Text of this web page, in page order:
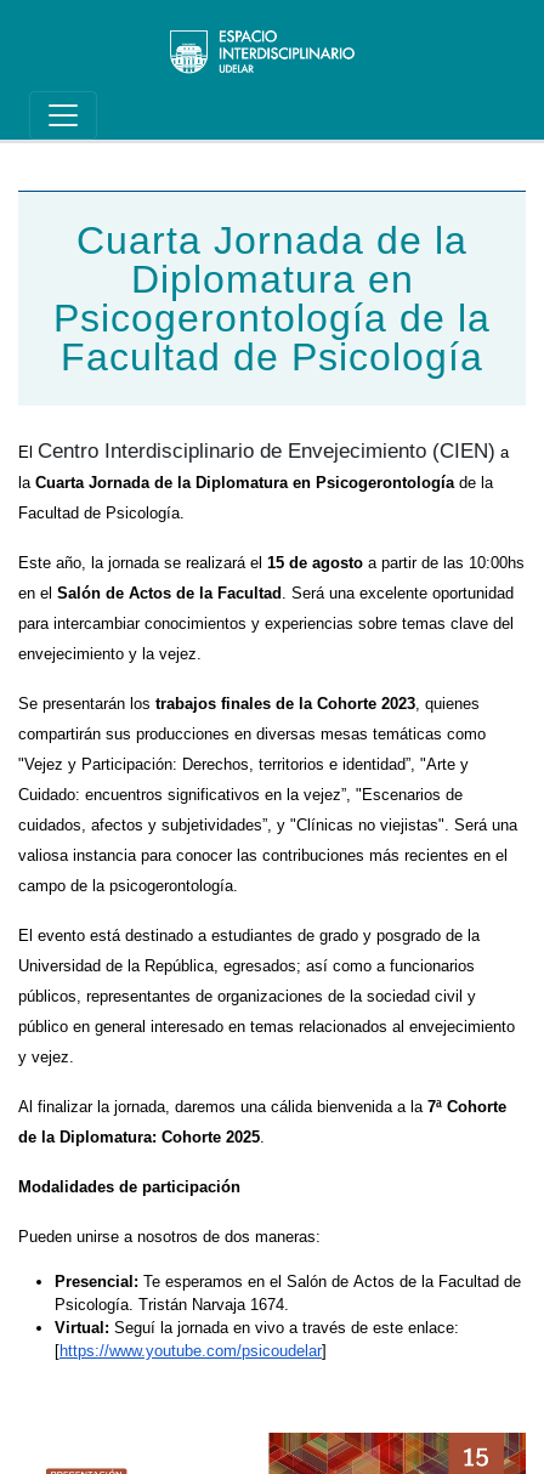
Main navigation
Cuarta Jornada de la
Diplomatura en
Psicogerontología de la
Facultad de Psicología
El Centro Interdisciplinario de Envejecimiento (CIEN) a
la Cuarta Jornada de la Diplomatura en Psicogerontología de la
Facultad de Psicología.
Este año, la jornada se realizará el 15 de agosto a partir de las 10:00hs
en el Salón de Actos de la Facultad
. Será una excelente oportunidad
para intercambiar conocimientos y experiencias sobre temas clave del
envejecimiento y la vejez.
Se presentarán los trabajos finales de la Cohorte 2023 , quienes
compartirán sus producciones en diversas mesas temáticas como
"Vejez y Participación: Derechos, territorios e identidad”, "Arte y
Cuidado: encuentros significativos en la vejez”, "Escenarios de
cuidados, afectos y subjetividades”, y "Clínicas no viejistas". Será una
valiosa instancia para conocer las contribuciones más recientes en el
campo de la psicogerontología.
El evento está destinado a estudiantes de grado y posgrado de la
Universidad de la República, egresados; así como a funcionarios
públicos, representantes de organizaciones de la sociedad civil y
público en general interesado en temas relacionados al envejecimiento
y vejez.
Al finalizar la jornada, daremos una cálida bienvenida a la 7ª Cohorte
de la Diplomatura: Cohorte 2025
Modalidades de participación
Pueden unirse a nosotros de dos maneras:
Presencial: Te esperamos en el Salón de Actos de la Facultad de
Psicología. Tristán Narvaja 1674.
Virtual: Seguí la jornada en vivo a través de este enlace:
[https://www.youtube.com/psicoudelar]